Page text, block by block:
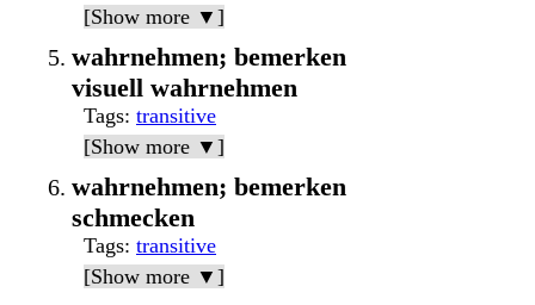
[Show more ▼]
wahrnehmen; bemerken
visuell wahrnehmen
Tags: transitive
[Show more ▼]
wahrnehmen; bemerken
schmecken
Tags: transitive
[Show more ▼]